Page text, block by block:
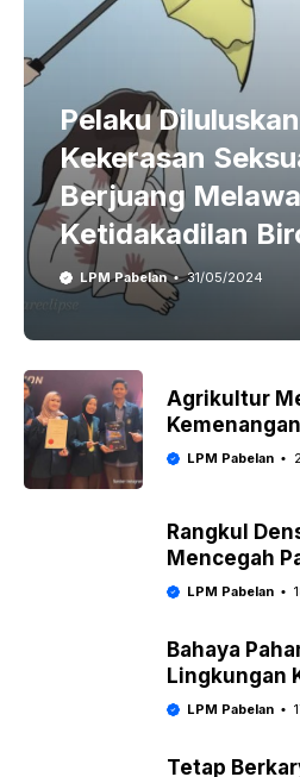
Pelaku
Kekerasan
Berjuang
Ketidakadilan
LPM Pabelan 31/05/2024
Agrikultur
LPM Pabelan
Rangkul
Mencegah
Lingkungan
LPM Pabelan
Bahaya
Lingkungan
LPM Pabelan
Tetap